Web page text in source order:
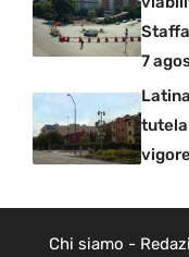
7
tutela
Chi siamo -